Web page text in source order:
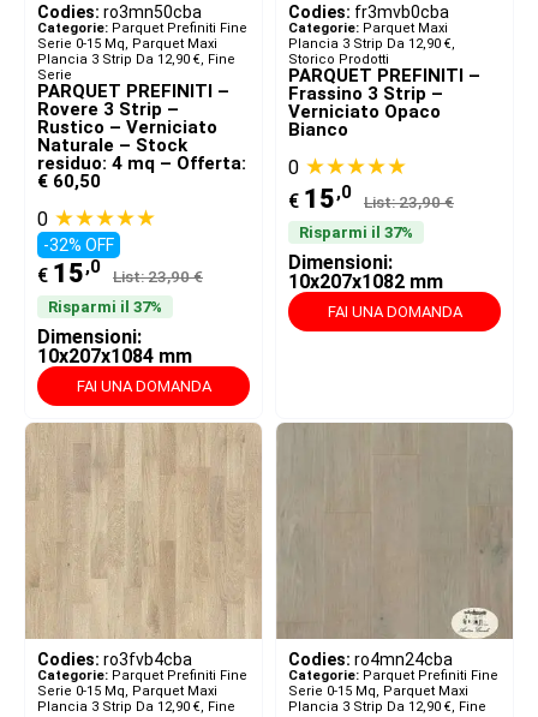
Codies: ro3mn50cba
Categorie: Parquet Prefiniti Fine
Serie 0-15 Mq, Parquet Maxi
Plancia 3 Strip Da 12,90 €, Fine
Serie
PARQUET PREFINITI –
Rovere 3 Strip –
Rustico – Verniciato
Naturale – Stock
residuo: 4 mq – Offerta:
€ 60,50
0 ★★★★★
-32% OFF
€ 15,0 List: 23,90 €
Risparmi il 37%
Dimensioni:
10x207x1084 mm
FAI UNA DOMANDA
Codies: fr3mvb0cba
Categorie: Parquet Maxi
Plancia 3 Strip Da 12,90 €,
Storico Prodotti
PARQUET PREFINITI –
Frassino 3 Strip –
Verniciato Opaco
Bianco
0 ★★★★★
€ 15,0 List: 23,90 €
Risparmi il 37%
Dimensioni:
10x207x1082 mm
FAI UNA DOMANDA
Codies: ro3fvb4cba
Categorie: Parquet Prefiniti Fine
Serie 0-15 Mq, Parquet Maxi
Plancia 3 Strip Da 12,90 €, Fine
Codies: ro4mn24cba
Categorie: Parquet Prefiniti Fine
Serie 0-15 Mq, Parquet Maxi
Plancia 3 Strip Da 12,90 €, Fine